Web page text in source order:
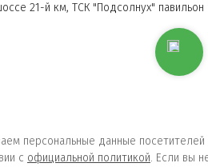
21-й км, ТСК "Подсолнух" павильон
персональные данные посетителей
с официальной политикой. Если вы